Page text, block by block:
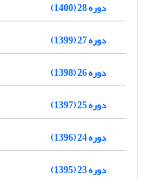
دوره 28 (1400)
دوره 27 (1399)
دوره 26 (1398)
دوره 25 (1397)
دوره 24 (1396)
دوره 23 (1395)